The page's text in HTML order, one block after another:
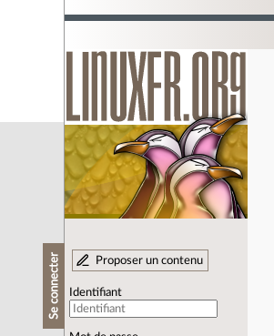
Se connecter Proposer un contenu
Identifiant